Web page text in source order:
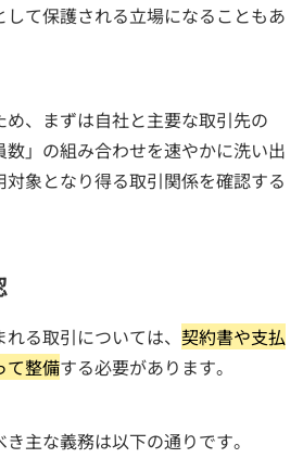
して保護される立場になることもあ
め、まずは自社と主要な取引先の
数」の組み合わせを速やかに洗い出
対象となり得る取引関係を確認する
る取引については、 契約書や支払
て整備する必要があります。
主な義務は以下の通りです。